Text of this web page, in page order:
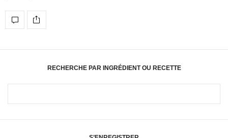
RECHERCHE PAR INGRÉDIENT OU RECETTE